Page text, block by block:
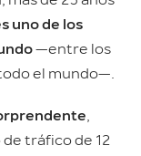
uno de los
—entre los
el mundo—.
,
de tráfico de 12